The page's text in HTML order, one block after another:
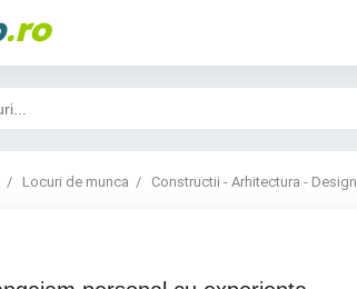
.ro
Locuri de munca Constructii - Arhitectura - Design